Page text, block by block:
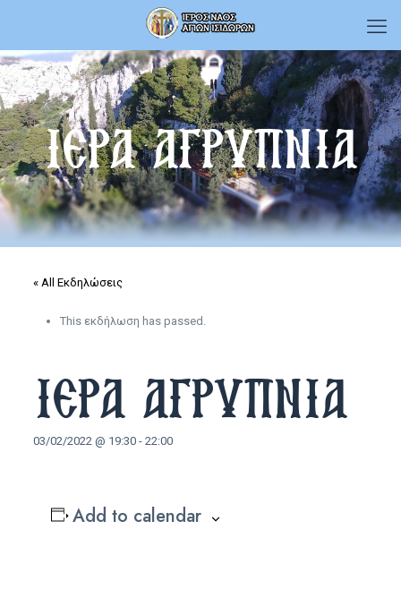
ΙΕΡΑ ΑΓΡΥΠΝΙΑ
« All Εκδηλώσεις
This εκδήλωση has passed.
ΙΕΡΑ ΑΓΡΥΠΝΙΑ
03/02/2022 @ 19:30- 22:00
Add to calendar